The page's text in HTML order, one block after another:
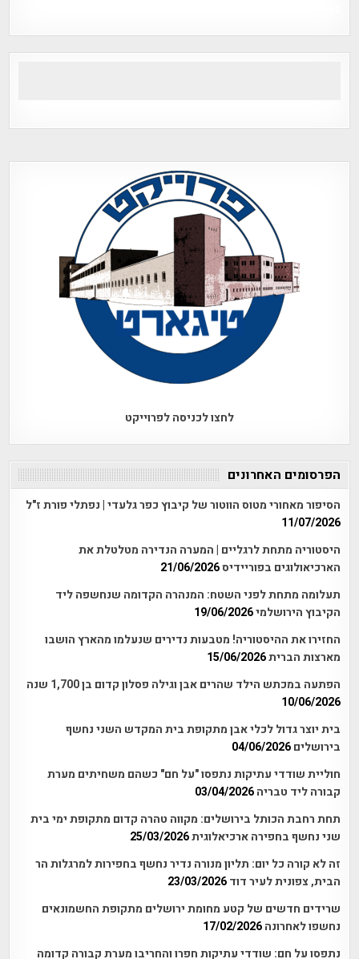
לחצו לכניסה לפרוייקט
הפרסומים האחרונים
הסיפור מאחורי מטוס הווטור של קיבוץ כפר גלעדי | נפתלי פורת ז"ל
11/07/2026
היסטוריה מתחת לרגליים | המערה הנדירה מטלטלת את
הארכיאולוגים בפוריידיס21/06/2026
תעלומה מתחת לפני השטח: המנהרה הקדומה שנחשפה ליד
הקיבוץ הירושלמי19/06/2026
החזירו את ההיסטוריה! מטבעות נדירים שנעלמו מהארץ הושבו
מארצות הברית15/06/2026
הפתעה במכתש הילד שהרים אבן וגילה פסלון קדום בן 1,700 שנה
10/06/2026
בית יוצר גדול לכלי אבן מתקופת בית המקדש השני נחשף
בירושלים 04/06/2026
חוליית שודדי עתיקות נתפסו "על חם" כשהם משחיתים מערת
קבורה ליד טבריה 03/04/2026
תחת רחבת הכותל בירושלים: מקווה טהרה קדום מתקופת ימי בית
שני נחשף בחפירה ארכיאלוגית25/03/2026
זה לא קורה כל יום: תליון מנורה נדיר נחשף בחפירות למרגלות הר
הבית, צפונית לעיר דוד 23/03/2026
שרידים חדשים של קטע מחומת ירושלים מתקופת החשמונאים
נחשפו לאחרונה 17/02/2026
נתפסו על חם: שודדי עתיקות חפרו והחריבו מערת קבורה קדומה